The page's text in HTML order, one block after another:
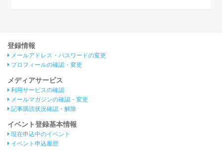
登録情報
メールアドレス・パスワードの変更
プロフィールの確認・変更
メディアサービス
利用サービスの確認
メールマガジンの確認・変更
記事購読状況確認・解除
イベント登録基本情報
現在申込中のイベント
イベント申込履歴